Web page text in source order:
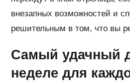
внезапных возможностей и
решительным в том, что вы
Самый удачный
неделе для